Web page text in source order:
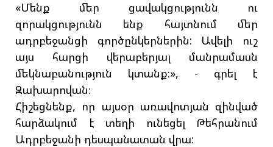
«Մենք մեր ցավակցությունն ու
զորակցությունն ենք հայտնում մեր
ադրբեջանցի գործընկերներին: Ավելի ուշ
այս հարցի վերաբերյալ մանրամասն
մեկնաբանություն կտանք։», - գրել է
Զախարովան։
Հիշեցնենք, որ այսօր առավոտյան զինված
հարձակում է տեղի ունեցել Թեհրանում
Ադրբեջանի դեսպանատան վրա: